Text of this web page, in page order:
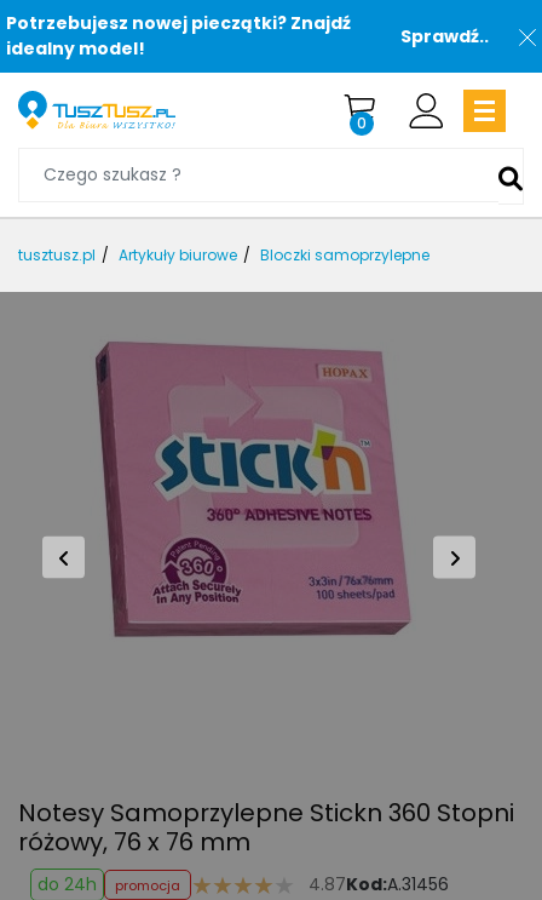
Potrzebujesz nowej pieczątki? Znajdź
idealny model!
Sprawdź..
0
tusztusz.pl Artykuły biurowe Bloczki samoprzylepne
Notesy Samoprzylepne Stickn 360 Stopni
różowy, 76 x 76 mm
do 24h promocja 4.87Kod:A.31456